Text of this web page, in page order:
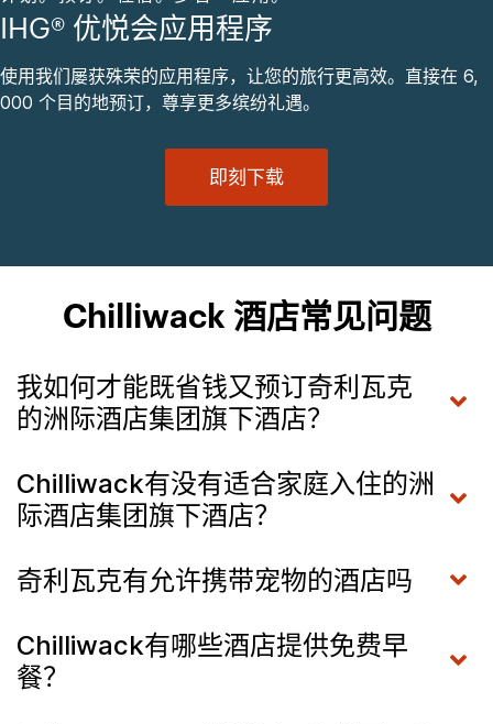
IHG® 优悦会应用程序
使用我们屡获殊荣的应用程序，让您的旅行更高效。直接在 6,
000 个目的地预订，尊享更多缤纷礼遇。
即刻下载
Chilliwack 酒店常见问题
我如何才能既省钱又预订奇利瓦克
的洲际酒店集团旗下酒店？
Chilliwack有没有适合家庭入住的洲
际酒店集团旗下酒店？
奇利瓦克有允许携带宠物的酒店吗
Chilliwack有哪些酒店提供免费早
餐？